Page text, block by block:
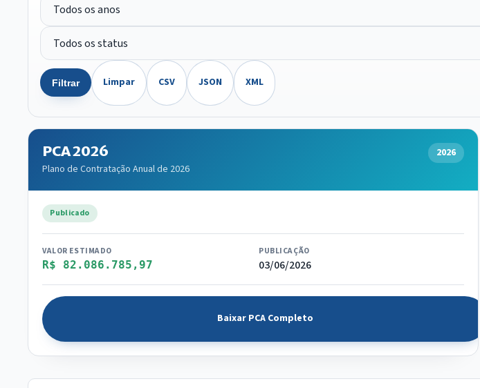
Filtrar Limpar CSV JSON XML
PCA 2026
Plano de Contratação Anual de 2026
2026
Publicado
VALOR ESTIMADO
R$ 82.086.785,97
PUBLICAÇÃO
03/06/2026
Baixar PCA Completo